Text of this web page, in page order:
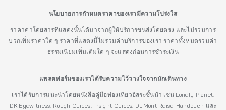
นโยบายการกำหนดราคาของเรามีความโปร่งใส
ราคาค่าโดยสารที่แสดงนั้นได้มาจากผู้ให้บริการขนส่งโดยตรง และไม่รวมการ
บวกเพิ่มราคาใด ๆ ราคาที่แสดงนี้ไม่รวมค่าบริการของเรา ราคาทั้งหมดรวมค่า
ธรรมเนียมเพิ่มเติมใด ๆ จะแสดงก่อนการชำระเงิน
แพลตฟอร์มของเราได้รับความไว้วางใจจากนักเดินทาง
เราได้รับการแนะนำโดยหนังสือคู่มือท่องเที่ยวอิสระชั้นนำ เช่น Lonely Planet,
DK Eyewitness, Rough Guides, Insight Guides, DuMont Reise-Handbuch และ